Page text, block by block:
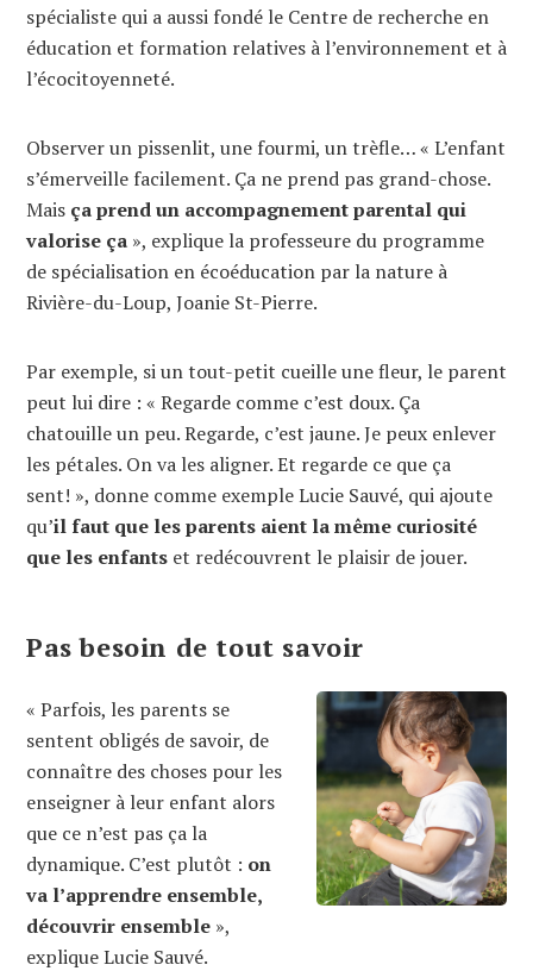
spécialiste qui a aussi fondé le Centre de recherche en
éducation et formation relatives à l’environnement et à
l’écocitoyenneté.
Observer un pissenlit, une fourmi, un trèfle… « L’enfant
s’émerveille facilement. Ça ne prend pas grand-chose.
Mais ça prend un accompagnement parental qui
valorise ça », explique la professeure du programme
de spécialisation en écoéducation par la nature à
Rivière-du-Loup, Joanie St-Pierre.
Par exemple, si un tout-petit cueille une fleur, le parent
peut lui dire : « Regarde comme c’est doux. Ça
chatouille un peu. Regarde, c’est jaune. Je peux enlever
les pétales. On va les aligner. Et regarde ce que ça
sent! », donne comme exemple Lucie Sauvé, qui ajoute
qu’il faut que les parents aient la même curiosité
que les enfants et redécouvrent le plaisir de jouer.
Pas besoin de tout savoir
« Parfois, les parents se
sentent obligés de savoir, de
connaître des choses pour les
enseigner à leur enfant alors
que ce n’est pas ça la
dynamique. C’est plutôt : on
va l’apprendre ensemble,
découvrir ensemble »,
explique Lucie Sauvé.